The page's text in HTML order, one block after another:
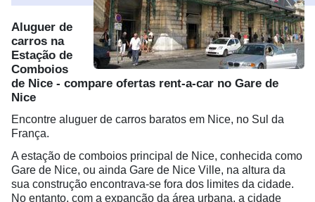
Aluguer de
carros na
Estação de
Comboios
de Nice - compare ofertas rent-a-car no Gare de
Nice
Encontre aluguer de carros baratos em Nice, no Sul da
França.
A estação de comboios principal de Nice, conhecida como
Gare de Nice, ou ainda Gare de Nice Ville, na altura da
sua construção encontrava-se fora dos limites da cidade.
No entanto, com a expanção da área urbana, a cidade